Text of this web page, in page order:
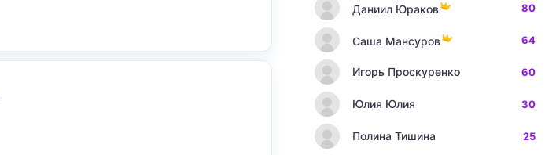
Даниил Юраков 80
Саша Мансуров 64
Игорь Проскуренко 60
Юлия Юлия 30
Полина Тишина 25